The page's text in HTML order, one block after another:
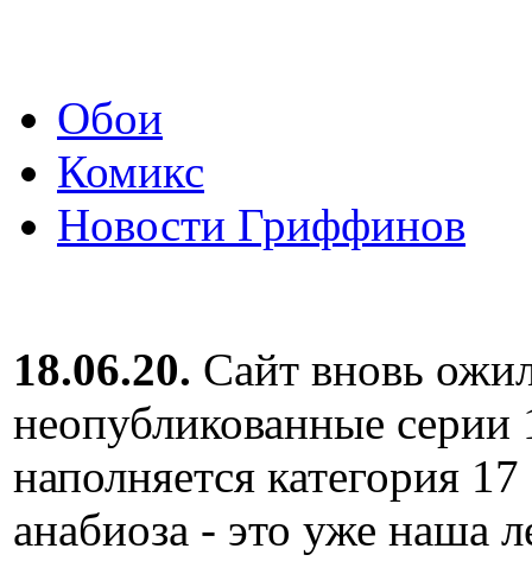
Обои
Комикс
Новости Гриффинов
18.06.20. Сайт вновь
неопубликованные серии
наполняется категория
анабиоза - это уже наша